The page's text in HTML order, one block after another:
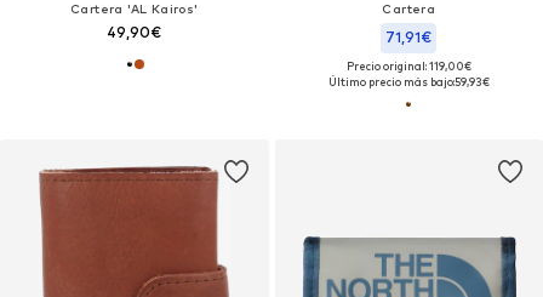
Cartera 'AL Kairos'
49,90€
Cartera
71,91€
Precio original: 119,00€
Último precio más bajo:59,93€